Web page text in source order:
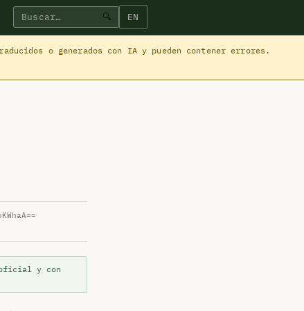
🔍 EN
o generados con IA y pueden contener errores.
y con